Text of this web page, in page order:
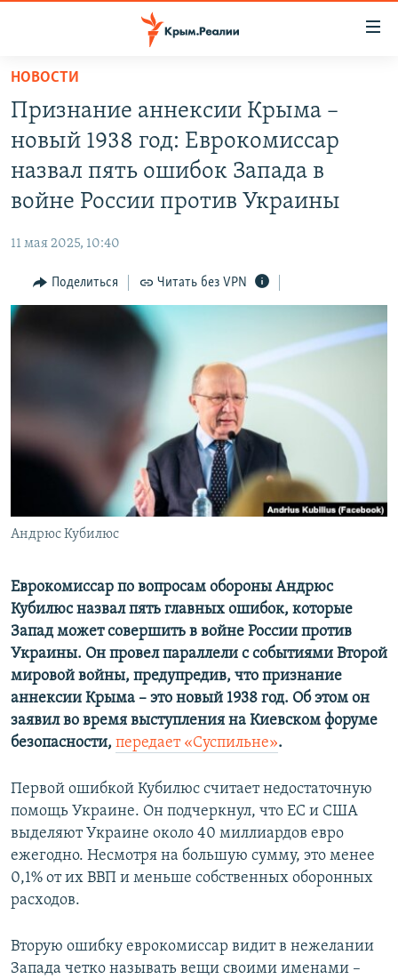
Вернуться
основному
содержанию
главной
Вернутся
поиску
СПЕЦПРОЕКТЫ
КАРТА ВОЕННЫХ ОБЪЕКТОВ КРЫМА
ИСТОРИЯ
ИНФОГРАФИКА
ТЕЛЕПРОЕКТ КРЫМ.РЕАЛИИ
ПРОПАВШИЕ БЕЗ ВЕСТИ
КРЫМ.НЕПОКОРЕННЫЙ
УКРАИНСКАЯ ПРОБЛЕМА КРЫМА
РАДІО СВОБОДА
КАК ОБОЙТИ БЛОКИРОВКУ
Все сайты RFE/RL
НОВОСТИ
Признание аннексии Крыма –
новый 1938 год: Еврокомиссар
назвал пять ошибок Запада в
войне России против Украины
11 мая 2025, 10:40
Поделиться Читать без VPN
Андрюс Кубилюс
Еврокомиссар по вопросам обороны Андрюс
Кубилюс назвал пять главных ошибок, которые
Запад может совершить в войне России против
Украины. Он провел параллели с событиями Второй
мировой войны, предупредив, что признание
аннексии Крыма – это новый 1938 год. Об этом он
заявил во время выступления на Киевском форуме
безопасности, передает «Суспильне».
Первой ошибкой Кубилюс считает недостаточную
помощь Украине. Он подчеркнул, что ЕС и США
выделяют Украине около 40 миллиардов евро
ежегодно. Несмотря на большую сумму, это менее
0,1% от их ВВП и меньше собственных оборонных
расходов.
Вторую ошибку еврокомиссар видит в нежелании
Запада четко называть вещи своими именами –